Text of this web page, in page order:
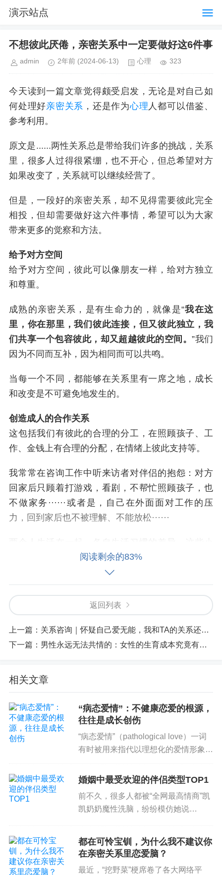
演示站点
不想彼此厌倦，亲密关系中一定要做好这6件事
admin 2年前 (2024-06-13) 心理 323
今天读到一篇文章觉得颇受启发，无论是对自己如
何处理好亲密关系 ，还是作为心理 人都可以借鉴、
参考利用。
原文是......两性关系总是带给我们许多的挑战，关系
里，很多人过得很紧绷，也不开心，但总希望对方
如果改变了，关系就可以继续经营了。
但是，一段好的亲密关系，却不见得需要彼此完全
相投，但却需要做好这六件事情，希望可以为大家
带来更多的觉察和方法。
给予对方空间
给予对方空间，彼此可以像朋友一样，给对方独立
和尊重。
成熟的亲密关系，是有生命力的，就像是“我在这
里，你在那里，我们彼此连接，但又彼此独立，我
们共享一个包容彼此，却又超越彼此的空间。”我们
因为不同而互补，因为相同而可以共鸣。
当每一个不同，都能够在关系里有一席之地，成长
和改变是不可避免地发生的。
创造成人的合作关系
这包括我们有彼此的合理的分工，在照顾孩子、工
作、金钱上有合理的分配，在情绪上彼此支持等。
我常常在咨询工作中听来访者对伴侣的抱怨：对方
回家后只顾着打游戏，看剧，不帮忙照顾孩子，也
不做家务······或者是，自己在外面面对工作的压
力，回到家后也不被理解、不能放松······
矛盾的累积，让亲密关系“战火”不断，最后甚至战火
我常常会给来访者一个建议，就是：在亲密关系中
要“刻意建立友情”，这里要注意是“刻意”，不是随
意。
不要觉得：反正他/她是自己人，不拘小节啦，这样
想像一下，你和知己好友之间的相处是怎么样的
——尊重彼此、给对方空间、互相帮助、同理对方
的感受、无所不谈······
而面对“自己人”时呢？——对对方有要求、很多应该
如果伴侣双方创造成人间的合作关系，像朋友一样
相处，“刻意”建立友情，伴侣就能够在日常生活的相
处中，传达给身体和 潜意识这样的信息：“面前这个
而相反，如果总是以“自己人”方式，熟不拘礼地随意
相处，很容易在关系中侵犯了对方的界限，或者在
阅读剩余的83%
返回列表
上一篇： 关系咨询｜怀疑自己爱无能，我和TA的关系还有救吗？
下一篇： 男性永远无法共情的：女性的生育成本究竟有多高？
相关文章
“病态爱情”：不健康恋爱的根源，
往往是成长创伤
“病态爱情”（pathological love）一词
有时被用来指代以理想化的爱情形象为
对“被需要”的强烈需求，一种倾向于迷
通常表现...
婚姻中最受欢迎的伴侣类型TOP1
前不久，很多人都被“全网最高情商”凯
凯奶奶魔性洗脑，纷纷模仿她说
长不短，真好”……凯凯奶奶的说话方
式，就是连绵不断的夸赞。在...
都在可怜宝钏，为什么我不建议你
在亲密关系里恋爱脑？
最近，“挖野菜”梗席卷了各大网络平